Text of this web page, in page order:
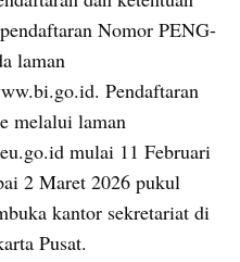
Nomor PENG-
laman
Pendaftaran
melalui laman
mulai 11 Februari
2 Maret 2026 pukul
kantor sekretariat di
Pusat.